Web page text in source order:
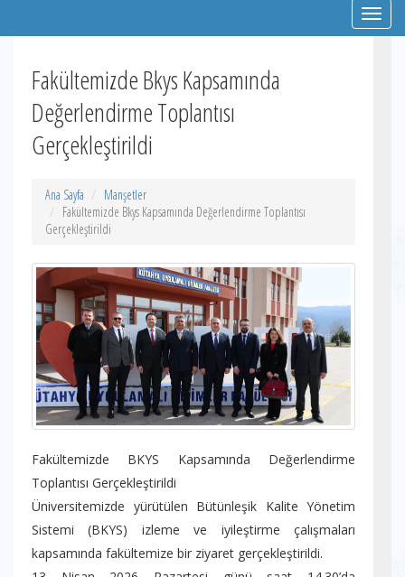
Fakültemizde Bkys Kapsamında
Değerlendirme Toplantısı
Gerçekleştirildi
Ana Sayfa
Manşetler
Fakültemizde Bkys Kapsamında Değerlendirme Toplantısı
Gerçekleştirildi
Fakültemizde BKYS Kapsamında Değerlendirme
Toplantısı Gerçekleştirildi
Üniversitemizde yürütülen Bütünleşik Kalite Yönetim
Sistemi (BKYS) izleme ve iyileştirme çalışmaları
kapsamında fakültemize bir ziyaret gerçekleştirildi.